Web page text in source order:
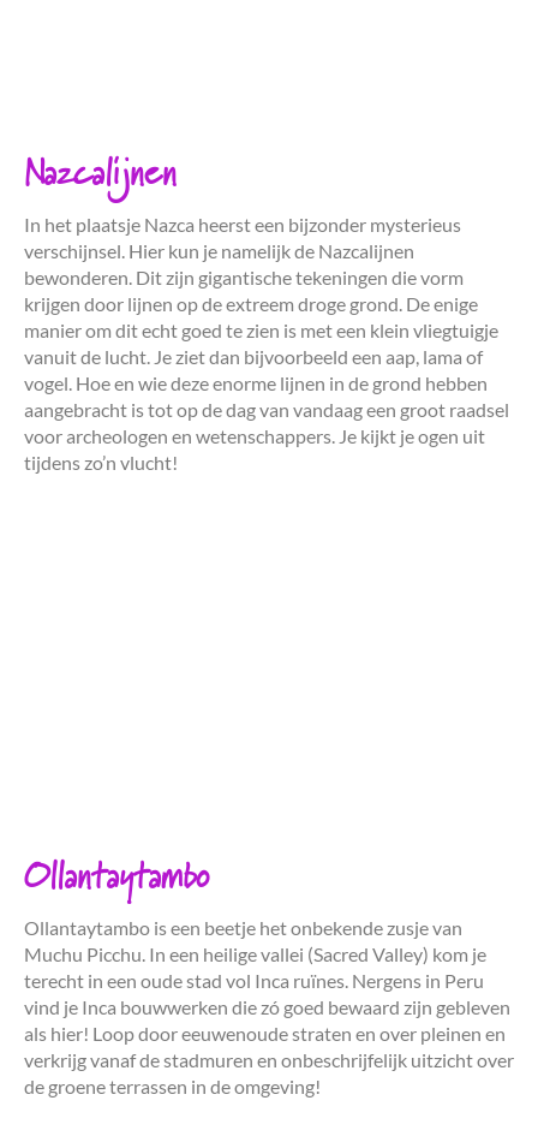
Nazcalijnen
In het plaatsje Nazca heerst een bijzonder mysterieus
verschijnsel. Hier kun je namelijk de Nazcalijnen
bewonderen. Dit zijn gigantische tekeningen die vorm
krijgen door lijnen op de extreem droge grond. De enige
manier om dit echt goed te zien is met een klein vliegtuigje
vanuit de lucht. Je ziet dan bijvoorbeeld een aap, lama of
vogel. Hoe en wie deze enorme lijnen in de grond hebben
aangebracht is tot op de dag van vandaag een groot raadsel
voor archeologen en wetenschappers. Je kijkt je ogen uit
tijdens zo’n vlucht!
Ollantaytambo
Ollantaytambo is een beetje het onbekende zusje van
Muchu Picchu. In een heilige vallei (Sacred Valley) kom je
terecht in een oude stad vol Inca ruïnes. Nergens in Peru
vind je Inca bouwwerken die zó goed bewaard zijn gebleven
als hier! Loop door eeuwenoude straten en over pleinen en
verkrijg vanaf de stadmuren en onbeschrijfelijk uitzicht over
de groene terrassen in de omgeving!